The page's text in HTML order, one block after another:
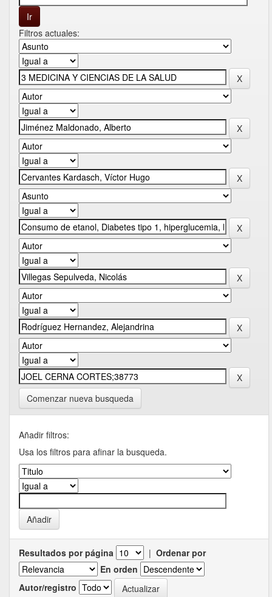
Filtros actuales:
Comenzar nueva busqueda
Añadir filtros:
Usa los filtros para afinar la busqueda.
Resultados por página | Ordenar por
En orden
Autor/registro